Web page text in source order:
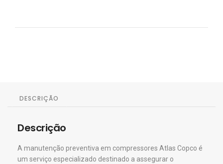
DESCRIÇÃO
Descrição
A manutenção preventiva em compressores Atlas Copco é
um serviço especializado destinado a assegurar o